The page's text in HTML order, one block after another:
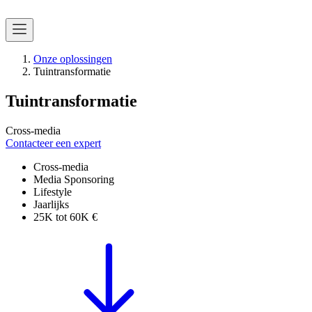
Onze oplossingen
Tuintransformatie
Tuintransformatie
Cross-media
Contacteer een expert
Cross-media
Media Sponsoring
Lifestyle
Jaarlijks
25K tot 60K €